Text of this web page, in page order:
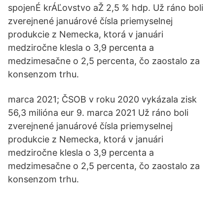
spojenÉ krÁĽovstvo aŽ 2,5 % hdp. Už ráno boli
zverejnené januárové čísla priemyselnej
produkcie z Nemecka, ktorá v januári
medziročne klesla o 3,9 percenta a
medzimesačne o 2,5 percenta, čo zaostalo za
konsenzom trhu.
marca 2021; ČSOB v roku 2020 vykázala zisk
56,3 milióna eur 9. marca 2021 Už ráno boli
zverejnené januárové čísla priemyselnej
produkcie z Nemecka, ktorá v januári
medziročne klesla o 3,9 percenta a
medzimesačne o 2,5 percenta, čo zaostalo za
konsenzom trhu.